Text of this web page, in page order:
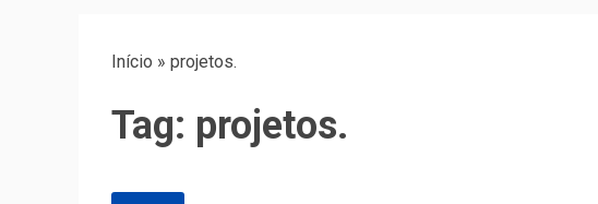
Início » projetos.
Tag: projetos.